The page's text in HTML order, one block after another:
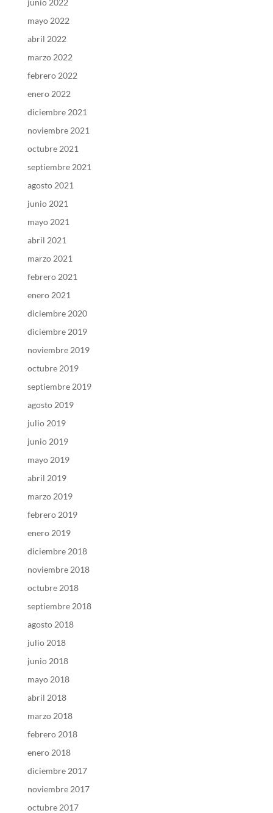
junio 2022
mayo 2022
abril 2022
marzo 2022
febrero 2022
enero 2022
diciembre 2021
noviembre 2021
octubre 2021
septiembre 2021
agosto 2021
junio 2021
mayo 2021
abril 2021
marzo 2021
febrero 2021
enero 2021
diciembre 2020
diciembre 2019
noviembre 2019
octubre 2019
septiembre 2019
agosto 2019
julio 2019
junio 2019
mayo 2019
abril 2019
marzo 2019
febrero 2019
enero 2019
diciembre 2018
noviembre 2018
octubre 2018
septiembre 2018
agosto 2018
julio 2018
junio 2018
mayo 2018
abril 2018
marzo 2018
febrero 2018
enero 2018
diciembre 2017
noviembre 2017
octubre 2017